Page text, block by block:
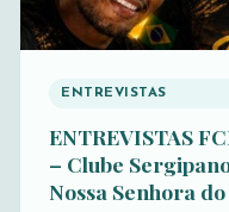
ENTREVISTAS
ENTREVISTAS
– Clube
Nossa Senhora